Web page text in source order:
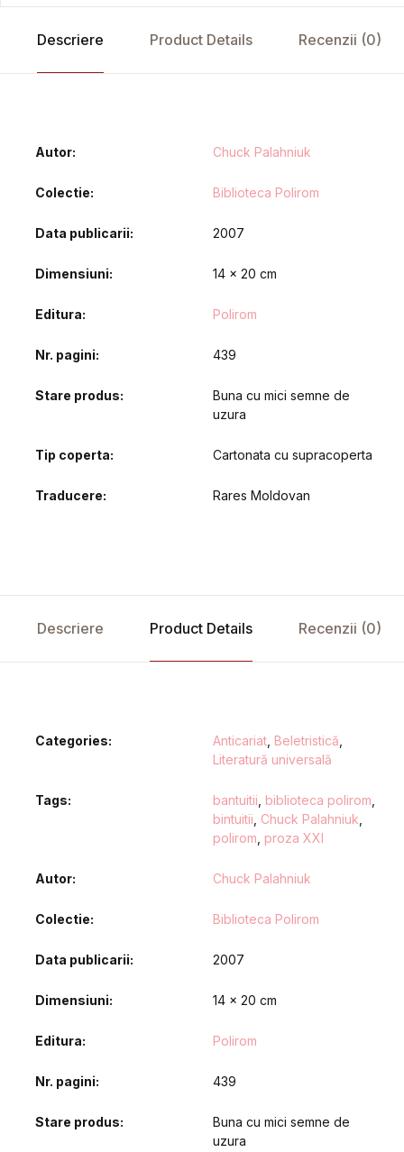
Descriere Product Details Recenzii (0)
Autor Chuck Palahniuk
Colectie Biblioteca Polirom
Data publicarii 2007
Dimensiuni 14 x 20 cm
Editura Polirom
Nr. pagini 439
Stare produs
Buna cu mici semne de
uzura
Tip coperta Cartonata cu supracoperta
Traducere Rares Moldovan
Descriere Product Details Recenzii (0)
Categories: Anticariat Beletristică
Literatură universală
Tags: bantuitii biblioteca polirom
bintuitii Chuck Palahniuk
polirom proza XXI
Autor Chuck Palahniuk
Colectie Biblioteca Polirom
Data publicarii 2007
Dimensiuni 14 x 20 cm
Editura Polirom
Nr. pagini 439
Stare produs
Buna cu mici semne de
uzura